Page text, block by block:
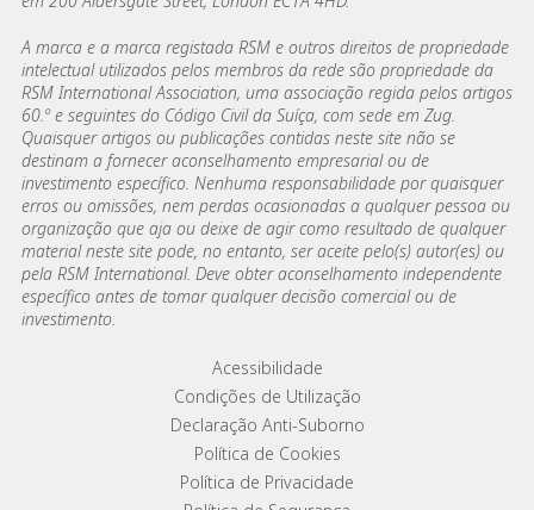
A marca e a marca registada RSM e outros direitos de propriedade
intelectual utilizados pelos membros da rede são propriedade da
RSM International Association, uma associação regida pelos artigos
60.º e seguintes do Código Civil da Suíça, com sede em Zug.
Quaisquer artigos ou publicações contidas neste site não se
destinam a fornecer aconselhamento empresarial ou de
investimento específico. Nenhuma responsabilidade por quaisquer
erros ou omissões, nem perdas ocasionadas a qualquer pessoa ou
organização que aja ou deixe de agir como resultado de qualquer
material neste site pode, no entanto, ser aceite pelo(s) autor(es) ou
pela RSM International. Deve obter aconselhamento independente
específico antes de tomar qualquer decisão comercial ou de
investimento.
Footer menu linksAcessibilidade
Condições de Utilização
Declaração Anti-Suborno
Política de Cookies
Política de Privacidade